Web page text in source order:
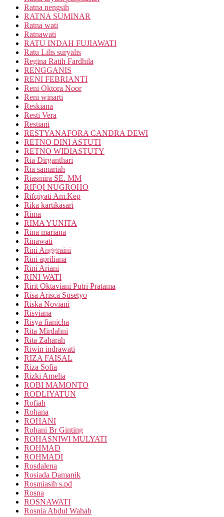
Ratna nengsih
RATNA SUMINAR
Ratna wati
Ratnawati
RATU INDAH FUJIAWATI
Ratu Lilis suryalis
Regina Ratih Fardhila
RENGGANIS
RENI FEBRIANTI
Reni Oktora Noor
Reni winarti
Reskiana
Resti Vera
Restiani
RESTYANAFORA CANDRA DEWI
RETNO DINI ASTUTI
RETNO WIDIASTUTY
Ria Dirganthari
Ria samariah
Riasmira SE. MM
RIFQI NUGROHO
Rifqiyati Am.Kep
Rika kartikasari
Rima
RIMA YUNITA
Rina mariana
Rinawati
Rini Anggraini
Rini apriliana
Rini Ariani
RINI WATI
Ririt Oktaviani Putri Pratama
Risa Arisca Susetyo
Riska Noviani
Risviana
Risya fianicha
Rita Mirdahni
Rita Zaharah
Riwin indrawati
RIZA FAISAL
Riza Sofia
Rizki Amelia
ROBI MAMONTO
RODLIYATUN
Rofiah
Rohana
ROHANI
Rohani Br Ginting
ROHASNIWI MULYATI
ROHMAD
ROHMADI
Rosdalena
Rosiada Damanik
Rosmiasih s.pd
Rosna
ROSNAWATI
Rosnia Abdul Wahab